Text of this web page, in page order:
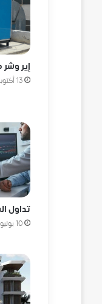
إير وشر
13 أكتوبر، 2025
تداول
10 يوليو، 2024